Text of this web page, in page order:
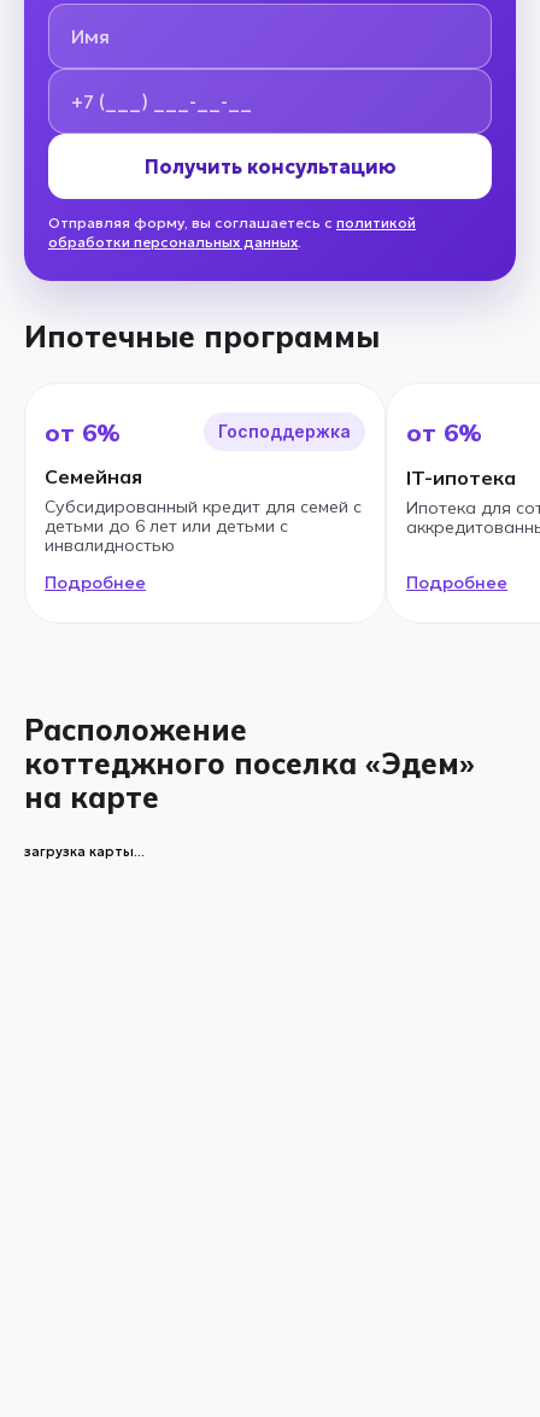
Имя
Номер телефона
Получить консультацию
Отправляя форму, вы соглашаетесь с политикой
обработки персональных данных.
Ипотечные программы
от 6% Господдержка
Семейная
Субсидированный кредит для семей с
детьми до 6 лет или детьми с
инвалидностью
Подробнее
от 6%
IT-ипотека
Ипотека для
Подробнее
Расположение
коттеджного поселка «Эдем»
на карте
загрузка карты...